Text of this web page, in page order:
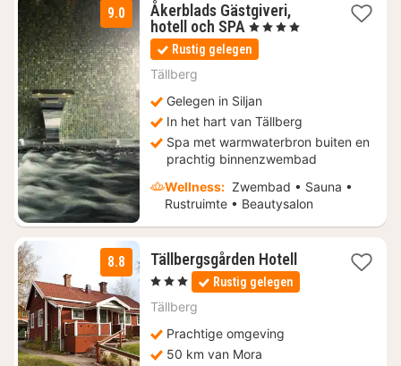
9.0
Åkerblads Gästgiveri,
hotell och SPA 1
nacht
vanaf
, 4 Sterren
Rustig gelegen
Tällberg
Gelegen in Siljan
In het hart van Tällberg
Spa met warmwaterbron buiten en
prachtig binnenzwembad
Wellness: Zwembad • Sauna •
Rustruimte • Beautysalon
8.8 Tällbergsgården Hotell 1
nacht
vanaf
, 3 Sterren Rustig gelegen
Tällberg
Prachtige omgeving
50 km van Mora